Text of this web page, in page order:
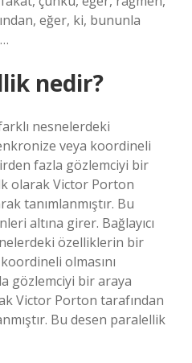
eğer, ki, bununla
nedir?
nesnelerdeki
veya koordineli
fazla gözlemciyi bir
olarak Victor Porton
tanımlanmıştır. Bu
altına girer. Bağlayıcı
özelliklerin bir
olmasını
gözlemciyi bir araya
Victor Porton tarafından
Bu desen paralellik